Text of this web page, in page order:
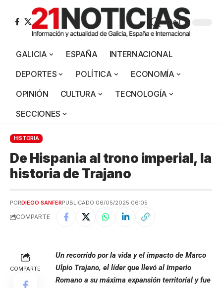
Aa
GALICIA ESPAÑA
INTERNACIONAL
DEPORTES
POLÍTICA
ECONOMÍA
OPINIÓN
CULTURA
TECNOLOGÍA
SECCIONES
HISTORIA
De Hispania al trono imperial, la
historia de Trajano
PORDIEGO SANFERPUBLICADO 06/05/2025 06:05
COMPARTE
COMPARTE
Un recorrido por la vida y el impacto de Marco
Ulpio Trajano, el líder que llevó al Imperio
Romano a su máxima expansión territorial y fue